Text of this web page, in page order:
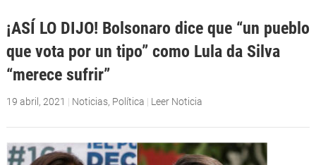
¡ASÍ LO DIJO! Bolsonaro dice que “un pueblo
que vota por un tipo” como Lula da Silva
“merece sufrir”
19 abril, 2021 | Noticias, Política | Leer Noticia